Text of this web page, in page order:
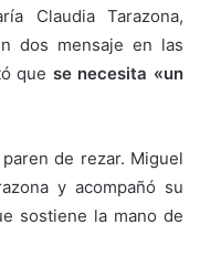
Claudia Tarazona,
dos mensaje en las
que se necesita «un
de rezar. Miguel
y acompañó su
sostiene la mano de